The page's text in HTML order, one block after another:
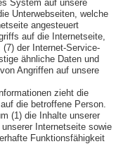
System auf unsere
Unterwebseiten, welche
angesteuert
auf die Internetseite,
der Internet-Service-
ähnliche Daten und
Angriffen auf unsere
zieht die
die betroffene Person.
(1) die Inhalte unserer
Internetseite sowie
Funktionsfähigkeit